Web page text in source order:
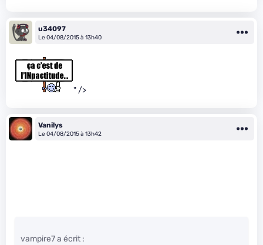
u34097
Le 04/08/2015 à 13h40
" />
Vanilys
Le 04/08/2015 à 13h42
vampire7 a écrit :